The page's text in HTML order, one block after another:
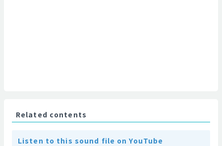
Related contents
Listen to this sound file on YouTube